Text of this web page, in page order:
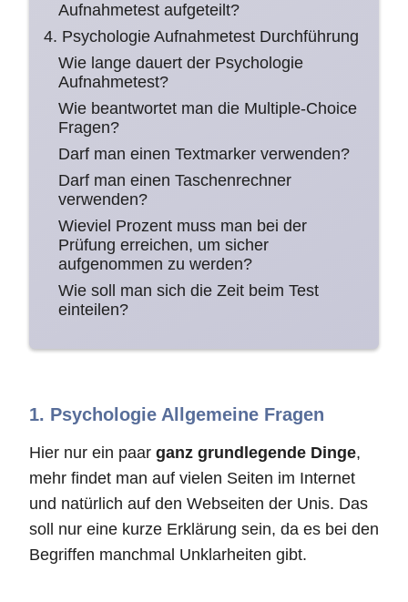
Aufnahmetest aufgeteilt?
4. Psychologie Aufnahmetest Durchführung
Wie lange dauert der Psychologie
Aufnahmetest?
Wie beantwortet man die Multiple-Choice
Fragen?
Darf man einen Textmarker verwenden?
Darf man einen Taschenrechner
verwenden?
Wieviel Prozent muss man bei der
Prüfung erreichen, um sicher
aufgenommen zu werden?
Wie soll man sich die Zeit beim Test
einteilen?
1. Psychologie Allgemeine Fragen
Hier nur ein paar ganz grundlegende Dinge,
mehr findet man auf vielen Seiten im Internet
und natürlich auf den Webseiten der Unis. Das
soll nur eine kurze Erklärung sein, da es bei den
Begriffen manchmal Unklarheiten gibt.